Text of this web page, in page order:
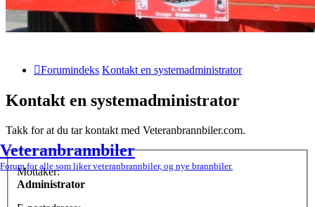
Veteranbrannbiler
Forum for alle som liker veteranbrannbiler, og nye brannbiler.
Forumindeks Kontakt en systemadministrator
Kontakt en systemadministrator
Takk for at du tar kontakt med Veteranbrannbiler.com.
Mottaker:
Administrator